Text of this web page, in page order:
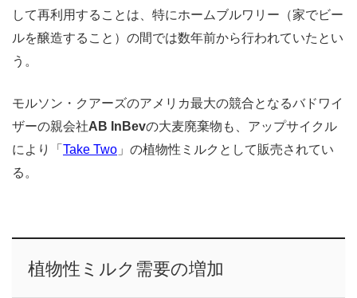
して再利用することは、特にホームブルワリー（家でビー
ルを醸造すること）の間では数年前から行われていたとい
う。
モルソン・クアーズのアメリカ最大の競合となるバドワイ
ザーの親会社AB InBevの大麦廃棄物も、アップサイクル
により「 Take Two 」の植物性ミルクとして販売されてい
る。
植物性ミルク需要の増加